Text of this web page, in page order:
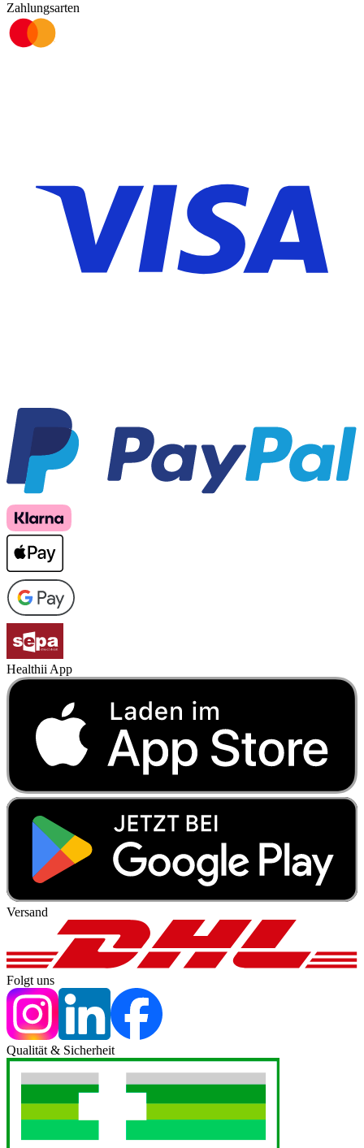
Zahlungsarten
Healthii App
Versand
Folgt uns
Qualität & Sicherheit